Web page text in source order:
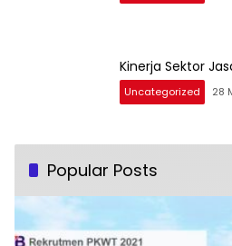
Kinerja Sektor
Uncategorized 28
Popular Posts